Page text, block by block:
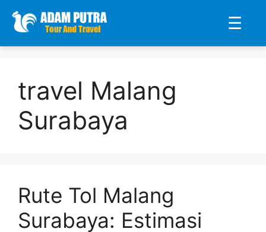
☰
travel Malang
Surabaya
Rute Tol Malang
Surabaya: Estimasi